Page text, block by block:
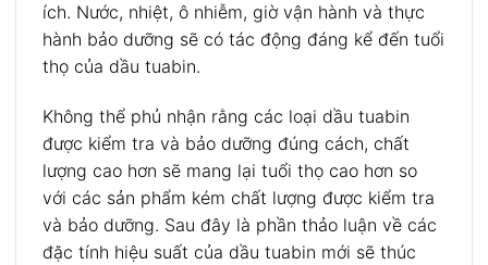
ích. Nước, nhiệt, ô nhiễm, giờ vận hành và thực
hành bảo dưỡng sẽ có tác động đáng kể đến tuổi
thọ của dầu tuabin.
Không thể phủ nhận rằng các loại dầu tuabin
được kiểm tra và bảo dưỡng đúng cách, chất
lượng cao hơn sẽ mang lại tuổi thọ cao hơn so
với các sản phẩm kém chất lượng được kiểm tra
và bảo dưỡng. Sau đây là phần thảo luận về các
đặc tính hiệu suất của dầu tuabin mới sẽ thúc